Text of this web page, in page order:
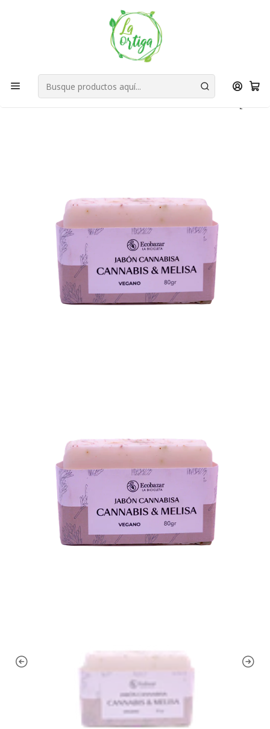
Bienvenid@s a quienes quieren un planeta más verde...
Nuestra Misión
Productos Cuidado Personal
Jabón Cannabisa